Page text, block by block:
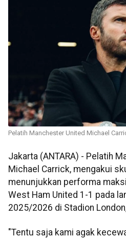
Pelatih Manchester United Michael
Jakarta (ANTARA) - Pelatih
Michael Carrick, mengakui
menunjukkan performa
West Ham United 1-1 pada
2025/2026 di Stadion
"Tentu saja kami agak